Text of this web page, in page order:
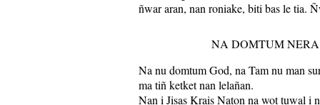
ñwar aran, nan roniake, biti bas le tia.
NA DOMTUM
Na nu domtum God, na Tam nu man
ma tiñ ketket nan lelañan.
Nan i Jisas Krais Naton na wot tuwal i